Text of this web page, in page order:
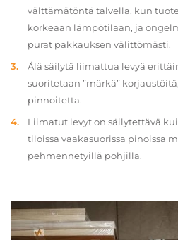
välttämätöntä talvella, kun
korkeaan lämpötilaan, ja
purat pakkauksen välittömästi.
Älä säilytä liimattua levyä
suoritetaan ”märkä”
pinnoitetta.
Liimatut levyt on säilytettävä
tiloissa vaakasuorissa pinoissa
pehmennetyillä pohjilla.